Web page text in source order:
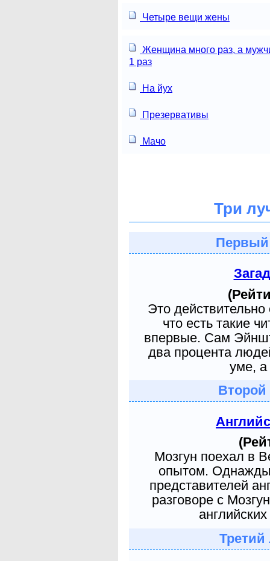
Четыре вещи жены
Женщина много раз, а
1 раз
На йух
Презервативы
Мачо
Три
Это
что есть такие
впервые. Сам
два процента
уме, а
Мозгун поехал в
опытом. Однажды
представителей
разговоре с